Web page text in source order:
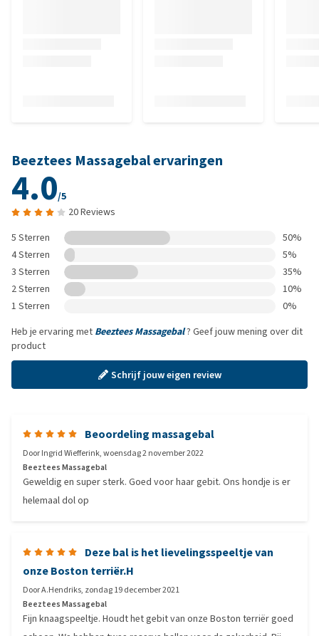
Beeztees Massagebal ervaringen
4.0/5
20 Reviews
5 Sterren
50%
4 Sterren
5%
3 Sterren
35%
2 Sterren
10%
1 Sterren
0%
Heb je ervaring met Beeztees Massagebal? Geef jouw mening over dit
product
Schrijf jouw eigen review
Beoordeling massagebal
DoorIngrid Wiefferink,woensdag 2 november 2022
Beeztees Massagebal
Geweldig en super sterk. Goed voor haar gebit. Ons hondje is er
helemaal dol op
Deze bal is het lievelingsspeeltje van
onze Boston terriër.H
DoorA.Hendriks, zondag 19 december 2021
Beeztees Massagebal
Fijn knaagspeeltje. Houdt het gebit van onze Boston terriër goed